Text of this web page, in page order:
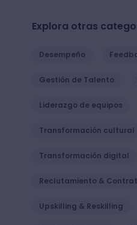
Explora otras
Desempeño
Gestión de Talento
Liderazgo de equipos
Transformación cultural
Transformación digital
Reclutamiento &
Upskilling & Reskilling